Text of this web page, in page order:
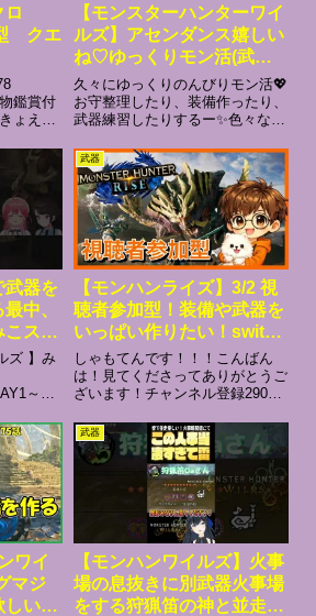
ロ
クエ
鑑賞付
ょえん
、フォ
最大2
鋭狩り
【モンスターハンターワイ
ルズ】アセンダンス嬉しい
ね♡ゆっくりモン活(武器
練習、整理、装備作り
etc)♪ #初見さん大歓迎 #モ
ンハン #ワイルズ
#mhwilds #新人vtuber
久々にゆっくりのんびりモン活💖
お守整理したり、装備作ったり、
武器練習したりするー✨色々なク
いクエストがある方は受け付けて
るので遠慮なく言ってね🎶一狩り
行こうぜ～🔥 #新人Vtuber #初見
さん大歓迎 #ワイル...
武器を
中、
こス
空ス
イ
ズ 】み
～
もん#
ル #ホ
抜き #
武器
【モンハンライズ】3/2 視
聴者参加型！装備や武器を
いっぱい作りたい！switch
です！実力よりも人柄重
視！超初心者です！何でも
教えてください！初見さん
大歓迎！！！
しゃもてんです！！！こんばん
は！見てくださってありがとうご
ざいます！チャンネル登録2900
す！！！次は3000人目指して配
信していきます！応援よろしくお
願いしますっ！ご気軽にコメント
ください！※どなたでもまずは挨
ワイ
マジ
しい
武器
【モンハンワイルズ】火事
場の息抜きに別武器火事場
をする狩猟笛の神と並走火